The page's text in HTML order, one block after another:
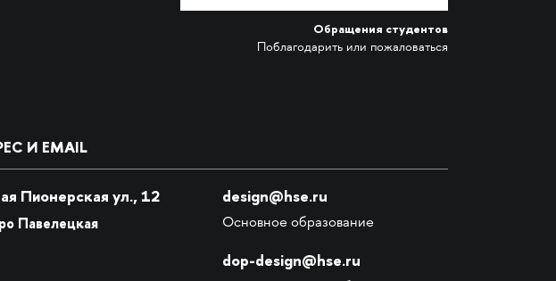
Обращения студентов
Поблагодарить или пожаловаться
И EMAIL
Пионерская ул., 12
Павелецкая
design@hse.ru
Основное образование
dop-design@hse.ru